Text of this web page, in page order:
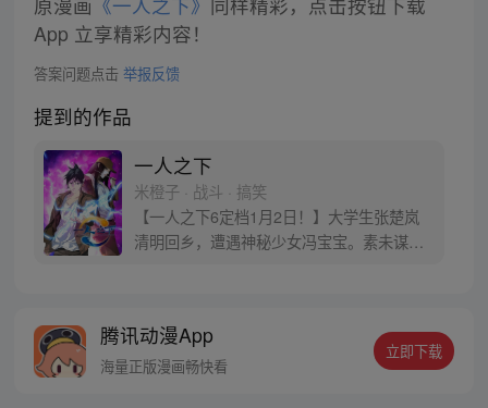
App 立享精彩内容！
答案问题点击 举报反馈
提到的作品
一人之下
米橙子 · 战斗 · 搞笑
【一人之下6定档1月2日！】大学生张楚岚
清明回乡，遭遇神秘少女冯宝宝。素未谋面
密，张楚岚的生活被彻底颠覆，与冯宝宝一
同踏上“异人”之旅。
腾讯动漫App
海量正版漫画畅快看
立即下载